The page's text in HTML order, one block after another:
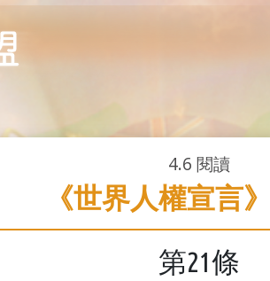
4.6 閱讀
《世界人權宣言
第21條